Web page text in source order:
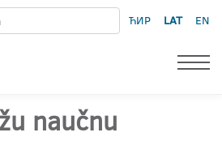
ЋИР LAT EN
naučnu